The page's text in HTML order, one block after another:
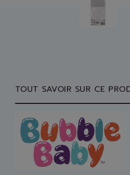
TOUT SAVOIR SUR CE